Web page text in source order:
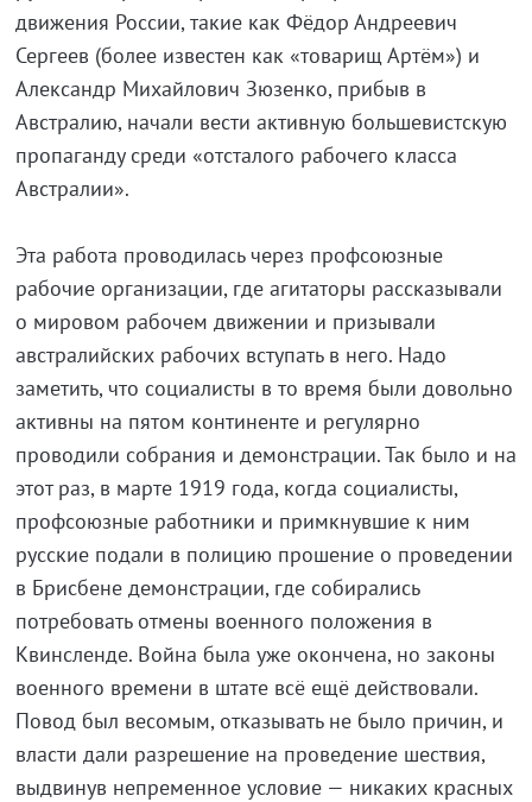
движения России, такие как Фёдор Андреевич
Сергеев (более известен как «товарищ Артём») и
Александр Михайлович Зюзенко, прибыв в
Австралию, начали вести активную большевистскую
пропаганду среди «отсталого рабочего класса
Австралии».
Эта работа проводилась через профсоюзные
рабочие организации, где агитаторы рассказывали
о мировом рабочем движении и призывали
австралийских рабочих вступать в него. Надо
заметить, что социалисты в то время были довольно
активны на пятом континенте и регулярно
проводили собрания и демонстрации. Так было и на
этот раз, в марте 1919 года, когда социалисты,
профсоюзные работники и примкнувшие к ним
русские подали в полицию прошение о проведении
в Брисбене демонстрации, где собирались
потребовать отмены военного положения в
Квинсленде. Война была уже окончена, но законы
военного времени в штате всё ещё действовали.
Повод был весомым, отказывать не было причин, и
власти дали разрешение на проведение шествия,
выдвинув непременное условие — никаких красных